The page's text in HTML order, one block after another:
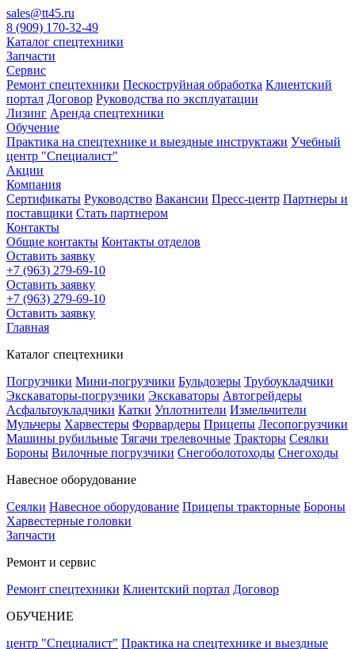
sales@tt45.ru
8 (909) 170-32-49
Каталог спецтехники
Запчасти
Сервис
Ремонт спецтехники Пескоструйная обработка Клиентский
портал Договор Руководства по эксплуатации
Лизинг Аренда спецтехники
Обучение
Практика на спецтехнике и выездные инструктажи Учебный
центр "Специалист"
Акции
Компания
Сертификаты Руководство Вакансии Пресс-центр Партнеры и
поставщики Стать партнером
Контакты
Общие контакты Контакты отделов
Оставить заявку
+7 (963) 279-69-10
Оставить заявку
+7 (963) 279-69-10
Оставить заявку
Главная
Каталог спецтехники
Погрузчики Мини-погрузчики Бульдозеры Трубоукладчики
Экскаваторы-погрузчики Экскаваторы Автогрейдеры
Асфальтоукладчики Катки Уплотнители Измельчители
Мульчеры Харвестеры Форвардеры Прицепы Лесопогрузчики
Машины рубильные Тягачи трелевочные Тракторы Сеялки
Бороны Вилочные погрузчики Снегоболотоходы Снегоходы
Навесное оборудование
Сеялки Навесное оборудование Прицепы тракторные Бороны
Харвестерные головки
Запчасти
Ремонт и сервис
Ремонт спецтехники Клиентский портал Договор
ОБУЧЕНИЕ
центр "Специалист" Практика на спецтехнике и выездные